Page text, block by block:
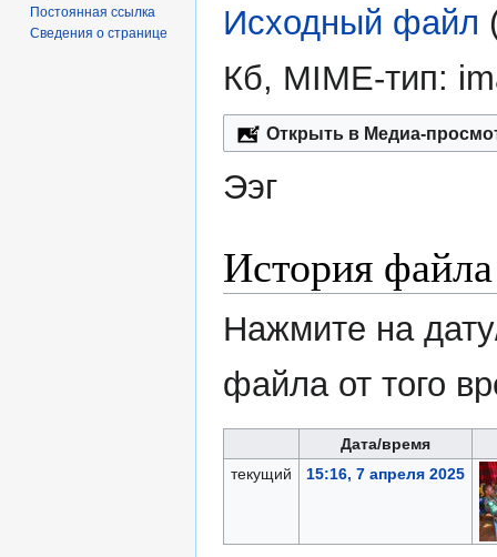
Исходный файл
Кб, MIME-тип:
Открыть в Медиа-
Ээг
История файла
Нажмите на
файла от того
Дата/время
текущий
15:16, 7 апреля 2025
Постоянная ссылка
Сведения о странице